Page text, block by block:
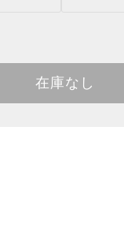
在庫なし